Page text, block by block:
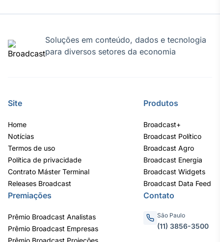
Soluções em conteúdo, dados e tecnologia
para diversos setores da economia
Site
Home
Notícias
Termos de uso
Política de privacidade
Contrato Máster Terminal
Releases Broadcast
Produtos
Broadcast+
Broadcast Político
Broadcast Agro
Broadcast Energia
Broadcast Widgets
Broadcast Data Feed
Premiações
Prêmio Broadcast Analistas
Prêmio Broadcast Empresas
Prêmio Broadcast Projeções
Contato
São Paulo
(11) 3856-3500